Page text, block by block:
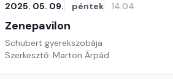
2025. 05. 09. péntek 14:04
Zenepavilon
Schubert gyerekszobája
Szerkesztő: Marton Árpád